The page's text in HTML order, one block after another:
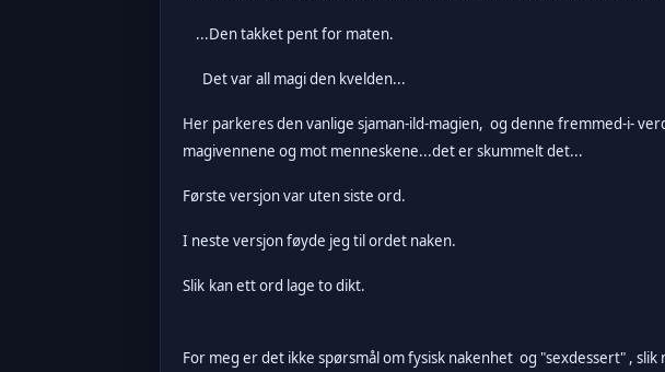
...Den takket pent for maten.
Det var all magi den kvelden...
Her parkeres den vanlige sjaman-ild-magien, og denne fremmed-i-
magivennene og mot menneskene...det er skummelt det...
Første versjon var uten siste ord.
I neste versjon føyde jeg til ordet naken.
Slik kan ett ord lage to dikt.
For meg er det ikke spørsmål om fysisk nakenhet og "sexdessert" ,